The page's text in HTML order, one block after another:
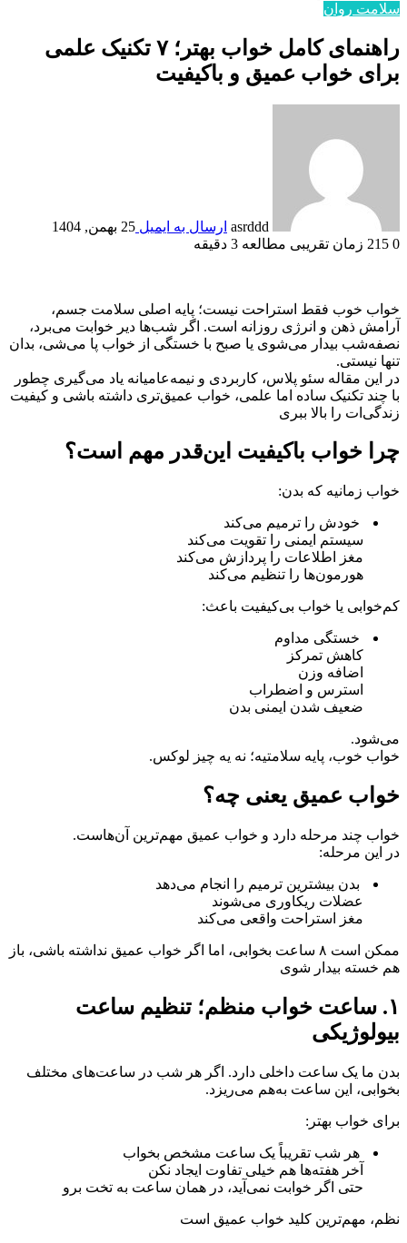
سلامت روان
راهنمای کامل خواب بهتر؛ ۷ تکنیک علمی
برای خواب عمیق و باکیفیت
asrddd ارسال به ایمیل 25 بهمن, 1404
0
زمان تقریبی مطالعه 3 دقیقه
خواب خوب فقط استراحت نیست؛ پایه اصلی سلامت جسم،
آرامش ذهن و انرژی روزانه است. اگر شب‌ها دیر خوابت می‌برد،
نصفه‌شب بیدار می‌شوی یا صبح با خستگی از خواب پا می‌شی، بدان
تنها نیستی.
در این مقاله سئو پلاس، کاربردی و نیمه‌عامیانه یاد می‌گیری چطور
با چند تکنیک ساده اما علمی، خواب عمیق‌تری داشته باشی و کیفیت
زندگی‌ات را بالا ببری
چرا خواب باکیفیت این‌قدر مهم است؟
خواب زمانیه که بدن:
خودش را ترمیم می‌کند
سیستم ایمنی را تقویت می‌کند
مغز اطلاعات را پردازش می‌کند
هورمون‌ها را تنظیم می‌کند
کم‌خوابی یا خواب بی‌کیفیت باعث:
خستگی مداوم
کاهش تمرکز
اضافه وزن
استرس و اضطراب
ضعیف شدن ایمنی بدن
می‌شود.
خواب خوب، پایه سلامتیه؛ نه یه چیز لوکس.
خواب عمیق یعنی چه؟
خواب چند مرحله دارد و خواب عمیق مهم‌ترین آن‌هاست.
در این مرحله:
بدن بیشترین ترمیم را انجام می‌دهد
عضلات ریکاوری می‌شوند
مغز استراحت واقعی می‌کند
ممکن است ۸ ساعت بخوابی، اما اگر خواب عمیق نداشته باشی، باز
هم خسته بیدار شوی
۱. ساعت خواب منظم؛ تنظیم ساعت
بیولوژیکی
بدن ما یک ساعت داخلی دارد. اگر هر شب در ساعت‌های مختلف
بخوابی، این ساعت به‌هم می‌ریزد.
برای خواب بهتر:
هر شب تقریباً یک ساعت مشخص بخواب
آخر هفته‌ها هم خیلی تفاوت ایجاد نکن
حتی اگر خوابت نمی‌آید، در همان ساعت به تخت برو
نظم، مهم‌ترین کلید خواب عمیق است